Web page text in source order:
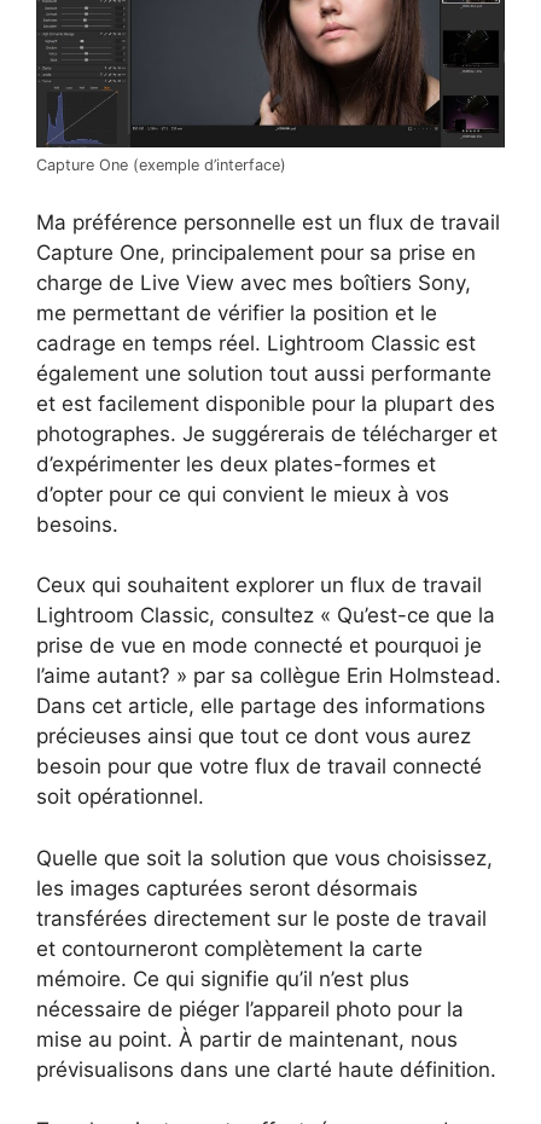
Capture One (exemple d’interface)
Ma préférence personnelle est un flux de travail
Capture One, principalement pour sa prise en
charge de Live View avec mes boîtiers Sony,
me permettant de vérifier la position et le
cadrage en temps réel. Lightroom Classic est
également une solution tout aussi performante
et est facilement disponible pour la plupart des
photographes. Je suggérerais de télécharger et
d’expérimenter les deux plates-formes et
d’opter pour ce qui convient le mieux à vos
besoins.
Ceux qui souhaitent explorer un flux de travail
Lightroom Classic, consultez « Qu’est-ce que la
prise de vue en mode connecté et pourquoi je
l’aime autant? » par sa collègue Erin Holmstead.
Dans cet article, elle partage des informations
précieuses ainsi que tout ce dont vous aurez
besoin pour que votre flux de travail connecté
soit opérationnel.
Quelle que soit la solution que vous choisissez,
les images capturées seront désormais
transférées directement sur le poste de travail
et contourneront complètement la carte
mémoire. Ce qui signifie qu’il n’est plus
nécessaire de piéger l’appareil photo pour la
mise au point. À partir de maintenant, nous
prévisualisons dans une clarté haute définition.